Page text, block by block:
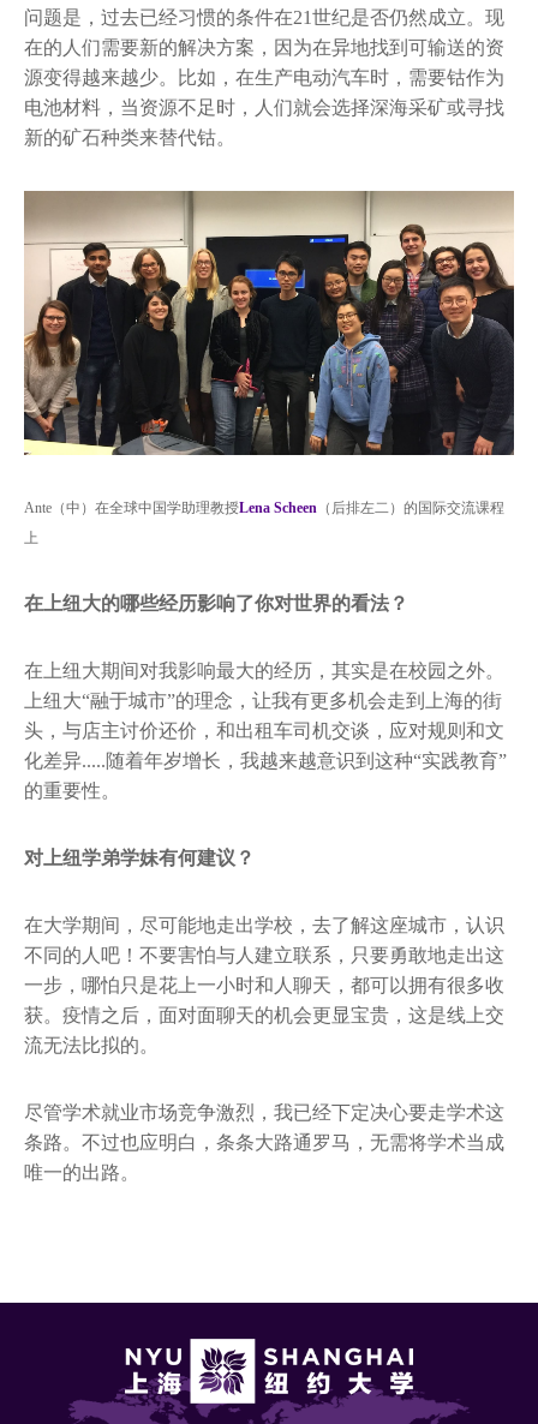
问题是，过去已经习惯的条件在21世纪是否仍然成立。现
在的人们需要新的解决方案，因为在异地找到可输送的资
源变得越来越少。比如，在生产电动汽车时，需要钴作为
电池材料，当资源不足时，人们就会选择深海采矿或寻找
新的矿石种类来替代钴。
Ante（中）在全球中国学助理教授Lena Scheen （后排左二）的国际交流课程
上
在上纽大的哪些经历影响了你对世界的看法？
在上纽大期间对我影响最大的经历，其实是在校园之外。
上纽大“融于城市”的理念，让我有更多机会走到上海的街
头，与店主讨价还价，和出租车司机交谈，应对规则和文
化差异.....随着年岁增长，我越来越意识到这种“实践教育”
的重要性。
对上纽学弟学妹有何建议？
在大学期间，尽可能地走出学校，去了解这座城市，认识
不同的人吧！不要害怕与人建立联系，只要勇敢地走出这
一步，哪怕只是花上一小时和人聊天，都可以拥有很多收
获。疫情之后，面对面聊天的机会更显宝贵，这是线上交
流无法比拟的。
尽管学术就业市场竞争激烈，我已经下定决心要走学术这
条路。不过也应明白，条条大路通罗马，无需将学术当成
唯一的出路。